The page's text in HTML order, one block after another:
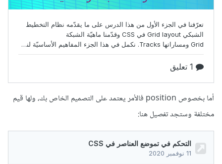
أما بخصوص position فالأمر يعتمد على التصميم الخاص بك، ولها قيم
مختلفة وستجد تفصيل هنا: